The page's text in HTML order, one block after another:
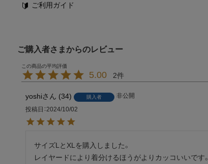
ご利用ガイド
ご購入者さまからのレビュー
5.00 2
yoshi 34 購入者
非公開
投稿日 2024/10/02
サイズLとXLを購入しました。
レイヤードにより着分けるほうがよりカッコいいです。